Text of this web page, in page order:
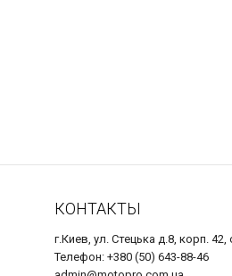
КОНТАКТЫ
г.Киев, ул. Стецька д.8, корп.
Телефон: +380 (50) 643-88-46